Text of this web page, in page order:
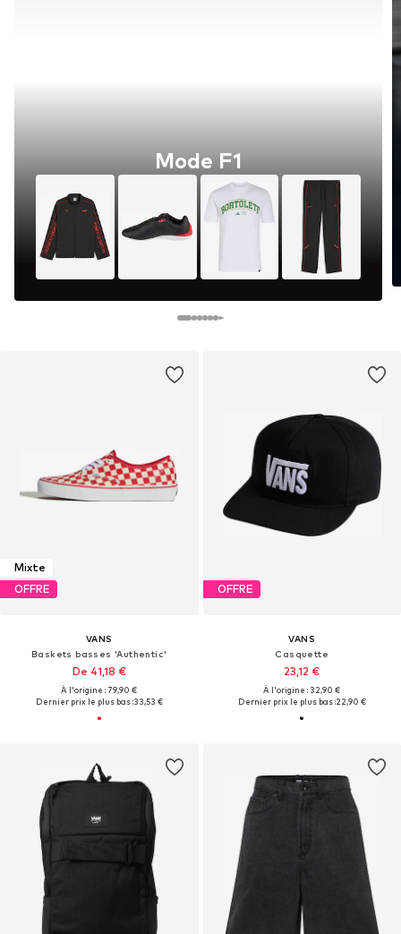
Mixte
OFFRE
VANS
Baskets basses 'Authentic'
De 41,18 €
À l'origine : 79,90 €
Dernier prix le plus bas :33,53 €
Mode F1
OFFRE
VANS
Casquette
23,12 €
À l'origine : 32,90 €
Dernier prix le plus bas :22,90 €